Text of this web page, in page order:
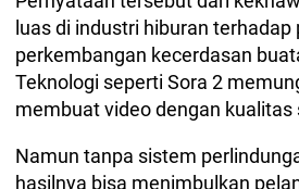
luas di industri hiburan terhadap
perkembangan kecerdasan
Teknologi seperti Sora 2
membuat video dengan kualitas
Namun tanpa sistem
hasilnya bisa menimbulkan